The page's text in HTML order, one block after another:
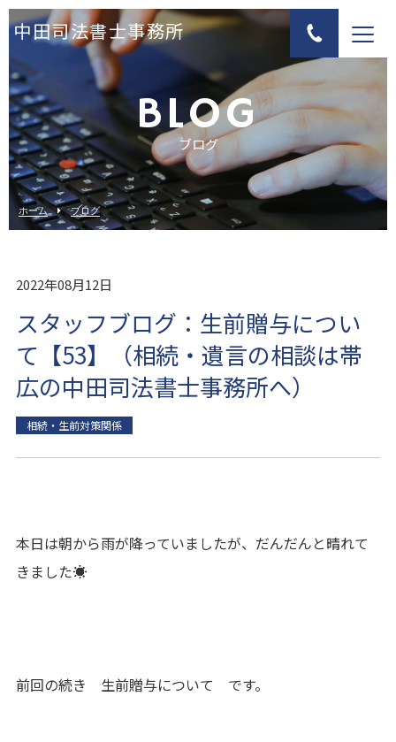
中田司法書士事務所
BLOG
ブログ
ホーム ブログ
2022年08月12日
スタッフブログ：生前贈与につい
て【53】（相続・遺言の相談は帯
広の中田司法書士事務所へ）
相続・生前対策関係
本日は朝から雨が降っていましたが、だんだんと晴れて
きました☀
前回の続き 生前贈与について です。